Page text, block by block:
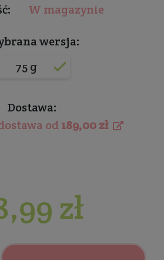
W magazynie
wersja:
75 g
Dostawa:
od189,00 zł
zł